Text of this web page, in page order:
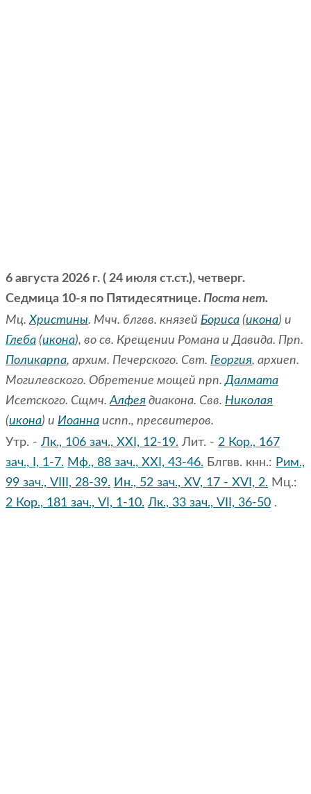
6 августа 2026 г. ( 24 июля ст.ст.), четверг.
Седмица 10-я по Пятидесятнице. Поста нет.
Мц.Христины. Мчч. блгвв. князей Бориса (икона) и
Глеба (икона), во св. Крещении Романа и Давида. Прп.
Поликарпа, архим. Печерского. Свт. Георгия, архиеп.
Могилевского. Обретение мощей прп.Далмата
Исетского. Сщмч.Алфея диакона. Свв. Николая
(икона) и Иоанна испп., пресвитеров.
Утр. - Лк., 106 зач., XXI, 12-19. Лит. - 2 Кор., 167
зач., I, 1-7. Мф., 88 зач., XXI, 43-46. Блгвв. кнн.: Рим.,
99 зач., VIII, 28-39. Ин., 52 зач., XV, 17 - XVI, 2. Мц.:
2 Кор., 181 зач., VI, 1-10. Лк., 33 зач., VII, 36-50 .